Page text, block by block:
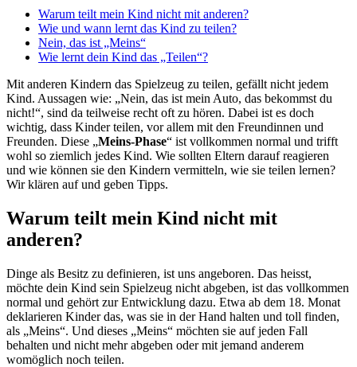
Warum teilt mein Kind nicht mit anderen?
Wie und wann lernt das Kind zu teilen?
Nein, das ist „Meins“
Wie lernt dein Kind das „Teilen“?
Mit anderen Kindern das Spielzeug zu teilen, gefällt nicht jedem
Kind. Aussagen wie: „Nein, das ist mein Auto, das bekommst du
nicht!“, sind da teilweise recht oft zu hören. Dabei ist es doch
wichtig, dass Kinder teilen, vor allem mit den Freundinnen und
Freunden. Diese „Meins-Phase“ ist vollkommen normal und trifft
wohl so ziemlich jedes Kind. Wie sollten Eltern darauf reagieren
und wie können sie den Kindern vermitteln, wie sie teilen lernen?
Wir klären auf und geben Tipps.
Warum teilt mein Kind nicht mit
anderen?
Dinge als Besitz zu definieren, ist uns angeboren. Das heisst,
möchte dein Kind sein Spielzeug nicht abgeben, ist das vollkommen
normal und gehört zur Entwicklung dazu. Etwa ab dem 18. Monat
deklarieren Kinder das, was sie in der Hand halten und toll finden,
als „Meins“. Und dieses „Meins“ möchten sie auf jeden Fall
behalten und nicht mehr abgeben oder mit jemand anderem
womöglich noch teilen.